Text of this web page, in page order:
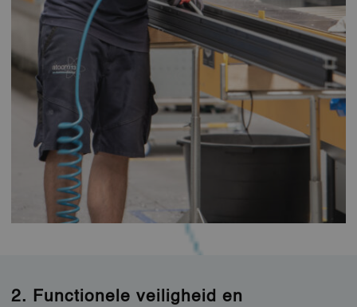
2. Functionele veiligheid en